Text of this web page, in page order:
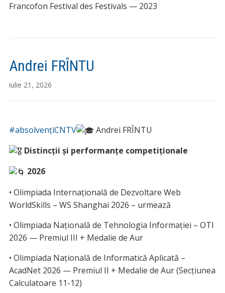
Francofon Festival des Festivals — 2023
Andrei FRÎNTU
iulie 21, 2026
#absolvențiCNTV
Andrei FRÎNTU
Distincții și performanțe competiționale
2026
• Olimpiada Internațională de Dezvoltare Web
WorldSkills – WS Shanghai 2026 – urmează
• Olimpiada Națională de Tehnologia Informației – OTI
2026 — Premiul III + Medalie de Aur
• Olimpiada Națională de Informatică Aplicată –
AcadNet 2026 — Premiul II + Medalie de Aur (Secțiunea
Calculatoare 11-12)